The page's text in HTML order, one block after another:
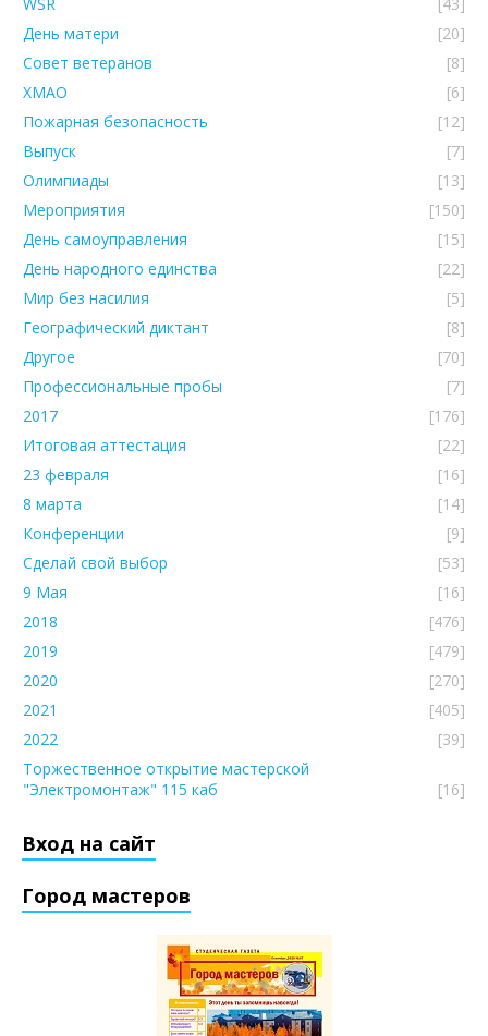
День матери
[20]
Совет ветеранов
[8]
ХМАО
[6]
Пожарная безопасность
[12]
Выпуск
[7]
Олимпиады
[13]
Мероприятия
[150]
День самоуправления
[15]
День народного единства
[22]
Мир без насилия
[5]
Географический диктант
[8]
Другое
[70]
Профессиональные пробы
[7]
2017
[176]
Итоговая аттестация
[22]
23 февраля
[16]
8 марта
[14]
Конференции
[9]
Сделай свой выбор
[53]
9 Мая
[16]
2018
[476]
2019
[479]
2020
[270]
2021
[405]
2022
[39]
Торжественное открытие мастерской
"Электромонтаж" 115 каб
[16]
Вход на сайт
Город мастеров